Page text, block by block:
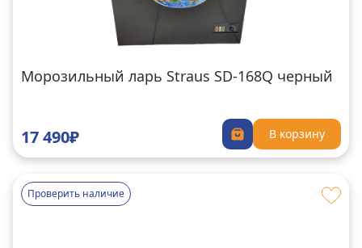
Морозильный ларь Straus SD-168Q черный
17 490₽ В корзину
Проверить наличие